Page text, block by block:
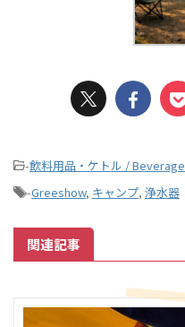
-飲料用品・ケトル / Beverage
-Greeshow, キャンプ, 浄水器
関連記事